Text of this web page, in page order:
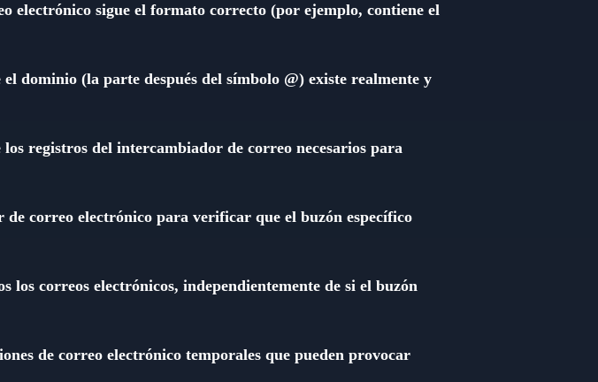
electrónico sigue el formato correcto (por ejemplo, contiene el
dominio (la parte después del símbolo @) existe realmente y
registros del intercambiador de correo necesarios para
correo electrónico para verificar que el buzón específico
correos electrónicos, independientemente de si el buzón
de correo electrónico temporales que pueden provocar